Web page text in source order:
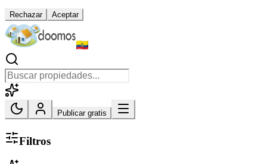
Rechazar Aceptar
Publicar gratis
Filtros